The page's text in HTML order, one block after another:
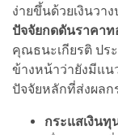
ง่ายขึ้นด้วยเงินวา
ปัจจัยกดดันราคา
คุณธนะเกียรติ ปร
ข้างหน้าว่ายังมีแน
ปัจจัยหลักที่ส่งผลก
กระแสเงินทุ